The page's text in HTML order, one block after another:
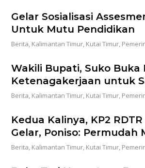
Gelar Sosialisasi
Untuk Mutu Pendidikan
Berita, Kalimantan Timur, Kutai Timur,
Wakili Bupati, Suko Buka
Ketenagakerjaan untuk
Berita, Kalimantan Timur, Kutai Timur,
Kedua Kalinya, KP2
Gelar, Poniso: Permudah
Berita, Kalimantan Timur, Kutai Timur,